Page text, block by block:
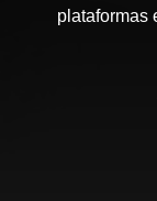
plataformas